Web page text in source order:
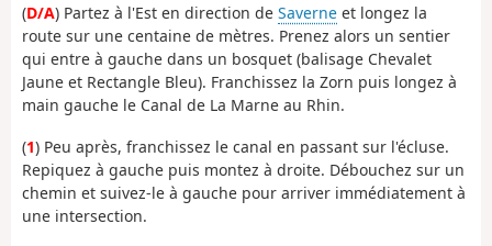
(D/A) Partez à l'Est en direction de Saverne et longez la
route sur une centaine de mètres. Prenez alors un sentier
qui entre à gauche dans un bosquet (balisage Chevalet
Jaune et Rectangle Bleu). Franchissez la Zorn puis longez à
main gauche le Canal de La Marne au Rhin.
(1) Peu après, franchissez le canal en passant sur l'écluse.
Repiquez à gauche puis montez à droite. Débouchez sur un
chemin et suivez-le à gauche pour arriver immédiatement à
une intersection.